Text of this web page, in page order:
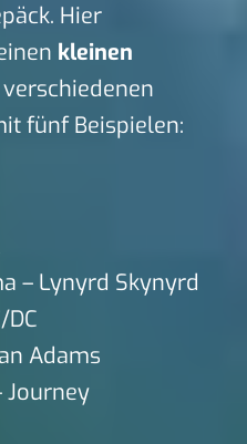
Hier
kleinen
fünf Beispielen:
– Lynyrd Skynyrd
Adams
Journey